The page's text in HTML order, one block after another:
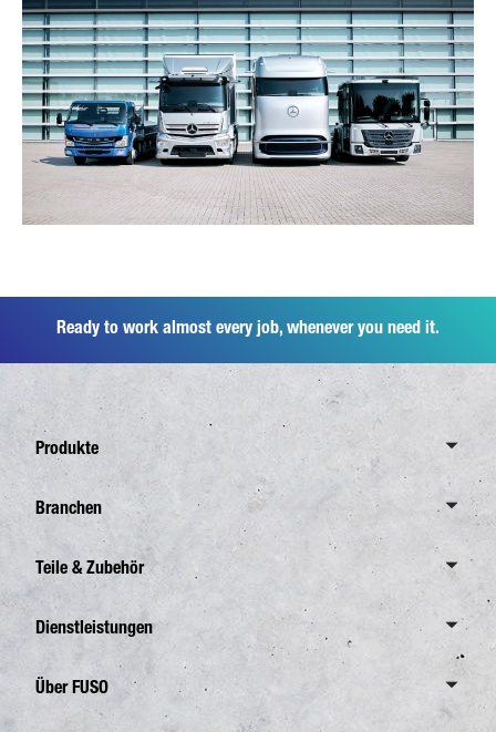
Ready to work almost every job, whenever you need it.
Produkte
Übersicht Canter
7,5 Tonnen
8,55 Tonnen
4,25 Tonnen
Branchen
Übersicht Branchen
Abfallentsorgung
Bauverkehr
Garten- und Landschaftsbau
Teile & Zubehör
Übersicht Teile & Zubehör
FUSO Originalzubehör Canter TFI
Dienstleistungen
Übersicht Dienstleistungen
Finanzierung
Über FUSO